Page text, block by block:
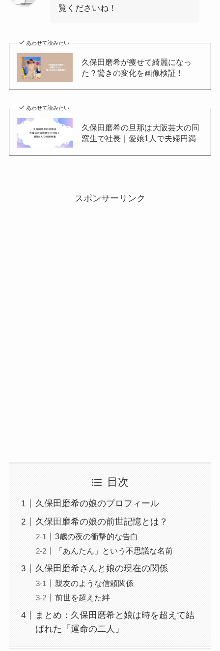
覧くださいね！
あわせて読みたい
久保田磨希が痩せて綺麗になっ
た？驚きの変化を画像検証！
あわせて読みたい
久保田磨希の旦那は大阪芸大の同
窓生で社長｜愛娘1人で夫婦円満
スポンサーリンク
目次
久保田磨希の娘のプロフィール
久保田磨希の娘の前世記憶とは？
3歳の夜の衝撃的な告白
「あんたん」という不思議な名前
久保田磨希さんと娘の現在の関係
親友のような信頼関係
前世を超えた絆
まとめ：久保田磨希と娘は時を超えて結
ばれた「運命の二人」